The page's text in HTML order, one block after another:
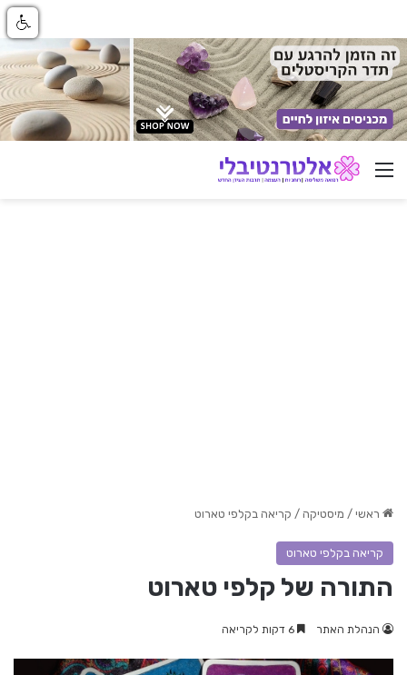
ניווט באתר
ראשי / מיסטיקה / קריאה בקלפי טארוט
קריאה בקלפי טארוט
התורה של קלפי טארוט
הנהלת האתר